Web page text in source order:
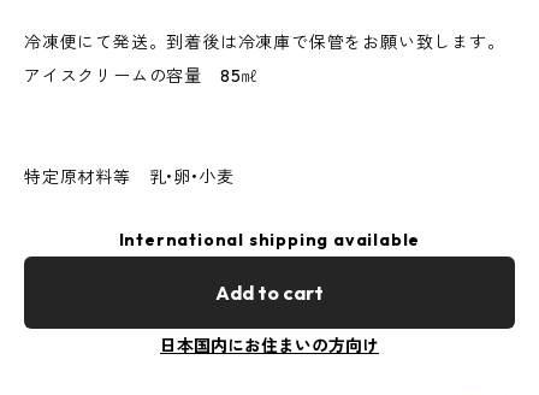
冷凍便にて発送。到着後は冷凍庫で保管をお願い致します。
アイスクリームの容量 85㎖
特定原材料等 乳•卵•小麦
International shipping available
Add to cart
日本国内にお住まいの方向け